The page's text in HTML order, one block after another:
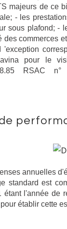
majeurs de ce
- les
sous plafond; -
des commerces
pour le
RSAC n°
annuelles
standard est
l'année de
établir cette